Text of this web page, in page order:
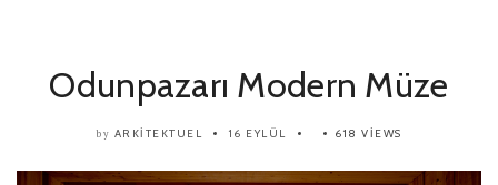
Odunpazarı Modern Müze
by ARKITEKTUEL 16 EYLÜL 618 VIEWS